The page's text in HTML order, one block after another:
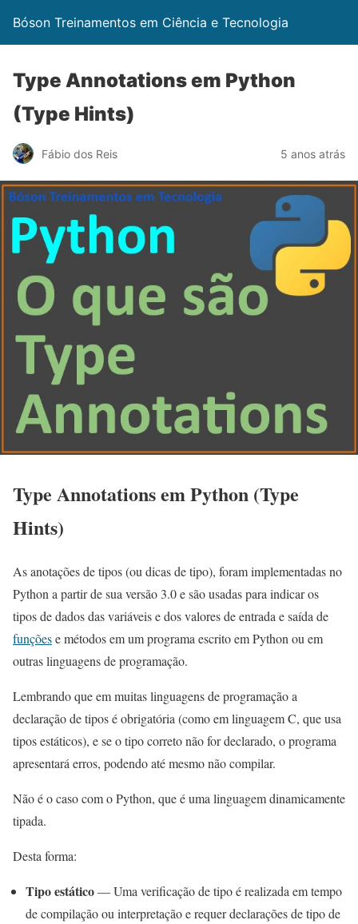
Bóson Treinamentos em Ciência e Tecnologia
Type Annotations em Python
(Type Hints)
Fábio dos Reis 5 anos atrás
Type Annotations em Python (Type
Hints)
As anotações de tipos (ou dicas de tipo), foram implementadas no
Python a partir de sua versão 3.0 e são usadas para indicar os
tipos de dados das variáveis e dos valores de entrada e saída de
funçõese métodos em um programa escrito em Python ou em
outras linguagens de programação.
Lembrando que em muitas linguagens de programação a
declaração de tipos é obrigatória (como em linguagem C, que usa
tipos estáticos), e se o tipo correto não for declarado, o programa
apresentará erros, podendo até mesmo não compilar.
Não é o caso com o Python, que é uma linguagem dinamicamente
tipada.
Desta forma:
Tipo estático— Uma verificação de tipo é realizada em tempo
de compilação ou interpretação e requer declarações de tipo de